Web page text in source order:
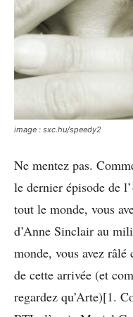
image : sxc.hu/speedy2
Ne mentez pas.
le dernier épisode de
tout le monde, vous
d’Anne Sinclair au
monde, vous avez
de cette arrivée (et
regardez qu’Arte)[1.